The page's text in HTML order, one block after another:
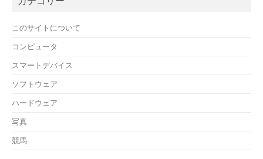
このサイトについて
コンピュータ
スマートデバイス
ソフトウェア
ハードウェア
写真
競馬